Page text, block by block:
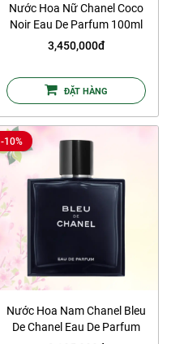
Nước Hoa Nữ Chanel Coco
Noir Eau De Parfum 100ml
3,450,000đ
ĐẶT HÀNG
-10%
Nước Hoa Nam Chanel Bleu
De Chanel Eau De Parfum